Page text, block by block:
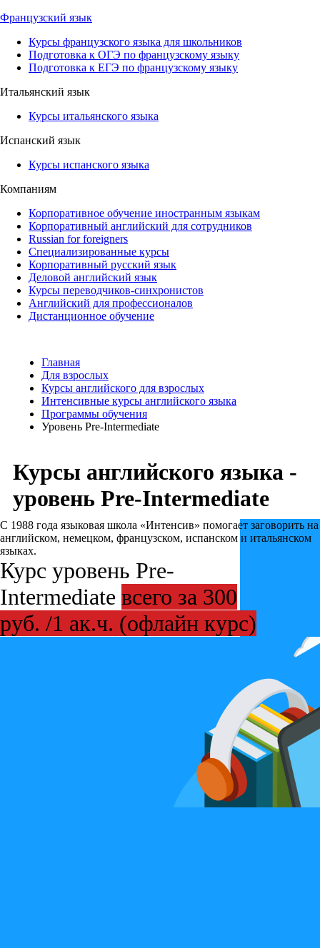
Французский язык
Курсы французского языка для школьников
Подготовка к ОГЭ по французскому языку
Подготовка к ЕГЭ по французскому языку
Итальянский язык
Курсы итальянского языка
Испанский язык
Курсы испанского языка
Компаниям
Корпоративное обучение иностранным языкам
Корпоративный английский для сотрудников
Russian for foreigners
Специализированные курсы
Корпоративный русский язык
Деловой английский язык
Курсы переводчиков-синхронистов
Английский для профессионалов
Дистанционное обучение
Главная
Для взрослых
Курсы английского для взрослых
Интенсивные курсы английского языка
Программы обучения
Уровень Pre-Intermediate
Курсы английского языка -
уровень Pre-Intermediate
С 1988 года языковая школа «Интенсив» помогает заговорить на
английском, немецком, французском, испанском и итальянском
языках.
Курс уровень Pre-
Intermediate всего за 300
руб. /1 ак.ч. (офлайн курс)